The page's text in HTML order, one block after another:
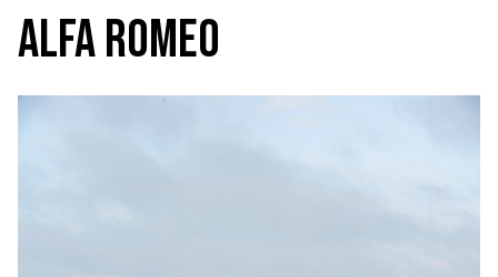
Alfa Romeo